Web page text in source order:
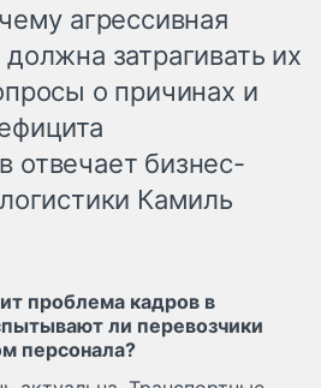
агрессивная
затрагивать их
о причинах и
отвечает бизнес-
Камиль
проблема кадров в
ли перевозчики
персонала?